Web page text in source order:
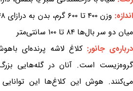
اندازه:
میان دو سر بال‌ها ۸۴ تا ۱۰۰ سانتی‌متر
درباره‌ی جانور:کلاغ لاشه پرنده‌ای
گروه‌زیست است. آنان در گله‌هایی
می‌کنند. هوش این کلاغ‌ها این